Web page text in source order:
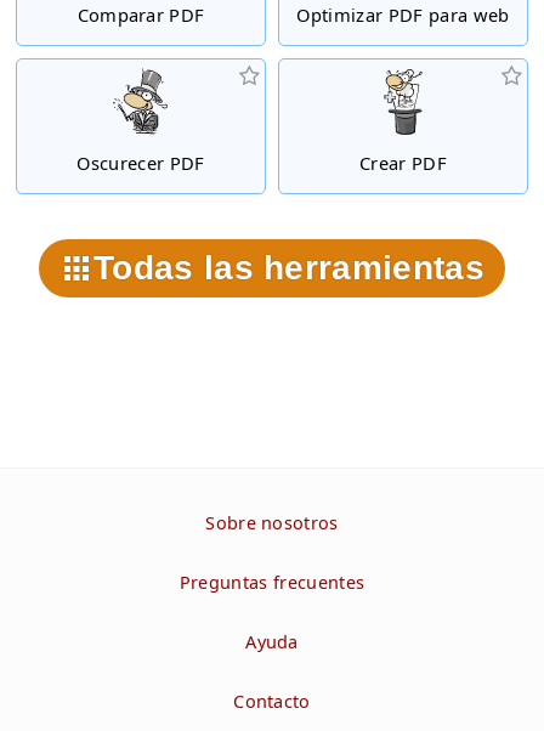
Comparar PDF Optimizar PDF para web
Oscurecer PDF Crear PDF
Todas las herramientas
Sobre nosotros
Preguntas frecuentes
Ayuda
Contacto